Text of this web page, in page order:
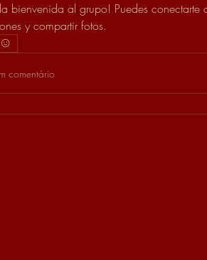
la bienvenida al grupo! Puedes conectarte
y compartir fotos.
comentário